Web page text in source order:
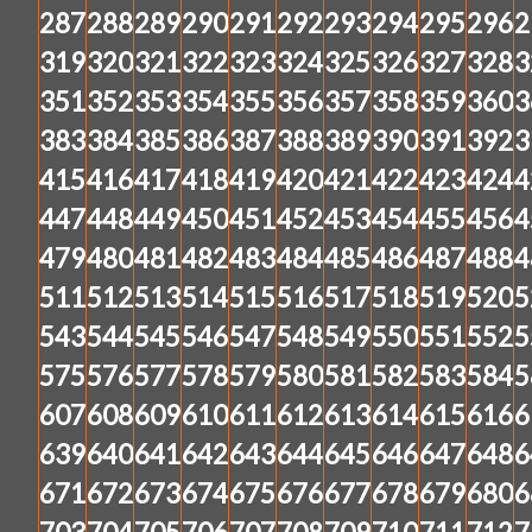
287288289290291292293294295296
319320321322323324325326327328
351352353354355356357358359360
383384385386387388389390391392
415416417418419420421422423424
447448449450451452453454455456
479480481482483484485486487488
511512513514515516517518519520
543544545546547548549550551552
575576577578579580581582583584
607608609610611612613614615616
639640641642643644645646647648
671672673674675676677678679680